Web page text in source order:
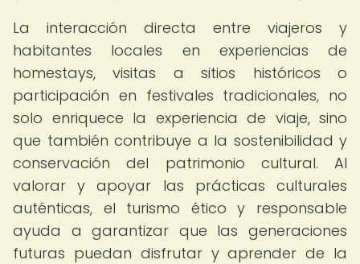
La interacción directa entre viajeros y
habitantes locales en experiencias de
homestays, visitas a sitios históricos o
participación en festivales tradicionales, no
solo enriquece la experiencia de viaje, sino
que también contribuye a la sostenibilidad y
conservación del patrimonio cultural. Al
valorar y apoyar las prácticas culturales
auténticas, el turismo ético y responsable
ayuda a garantizar que las generaciones
futuras puedan disfrutar y aprender de la